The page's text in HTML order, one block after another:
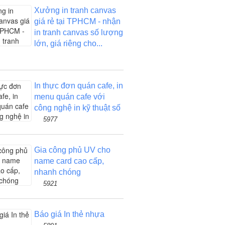
Xưởng in tranh canvas
giá rẻ tại TPHCM - nhận
in tranh canvas số lượng
lớn, giá riêng cho...
In thực đơn quán cafe, in
menu quán cafe với
công nghệ in kỹ thuật số
5977
Gia công phủ UV cho
name card cao cấp,
nhanh chóng
5921
Báo giá In thẻ nhựa